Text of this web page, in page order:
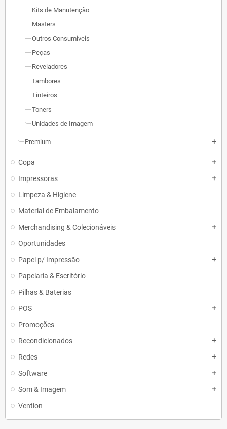
Kits de Manutenção
Masters
Outros Consumiveis
Peças
Reveladores
Tambores
Tinteiros
Toners
Unidades de Imagem
Premium add
Copa add
Impressoras add
Limpeza & Higiene
Material de Embalamento
Merchandising & Colecionáveis
add
Oportunidades
Papel p/ Impressão
add
Papelaria & Escritório
Pilhas & Baterias
POS
add
Promoções
Recondicionados
add
Redes add
Software add
Som & Imagem add
Vention